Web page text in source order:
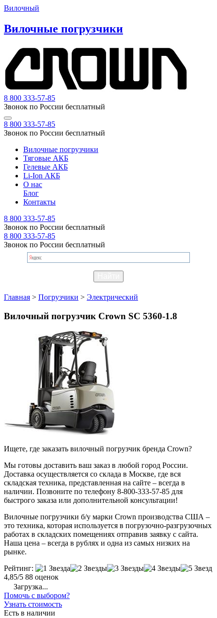
Вилочный
Вилочные погрузчики
8 800 333-57-85
Звонок по России бесплатный
8 800 333-57-85
Звонок по России бесплатный
Вилочные погрузчики
Тяговые АКБ
Гелевые АКБ
Li-Ion АКБ
О нас
Блог
Контакты
8 800 333-57-85
Звонок по России бесплатный
8 800 333-57-85
Звонок по России бесплатный
Главная > Погрузчики > Электрический
Вилочный погрузчик Crown SC 5360-1.8
Ищете, где заказать вилочный погрузчик бренда Crown?
Мы готовы доставить ваш заказ в любой город России.
Доставка осуществляется со склада в Москве, где вся
складская техника, представленная на сайте – всегда в
наличии. Позвоните по телефону 8-800-333-57-85 для
быстрого заказа или дополнительной консультации!
Вилочные погрузчики б/у марки Crown производства США –
это техника, которая используется в погрузочно-разгрузочных
работах в складских помещениях отправив заявку с сайта.
Наша цена – всегда в рублях и одна из самых низких на
рынке.
Рейтинг:
4,85/5 88 оценок
Загрузка...
Помочь с выбором?
Узнать стоимость
Есть в наличии